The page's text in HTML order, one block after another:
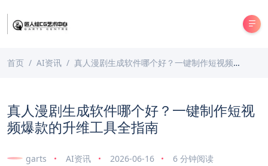
首页 AI资讯 真人漫剧生成软件哪个好？一键制作短视频爆款的升维工具全指南
真人漫剧生成软件哪个好？一键制作短视
频爆款的升维工具全指南
garts AI资讯 2026-06-16 6 分钟阅读